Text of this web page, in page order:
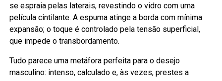
se espraia pelas laterais, revestindo o vidro com uma
película cintilante. A espuma atinge a borda com mínima
expansão; o toque é controlado pela tensão superficial,
que impede o transbordamento.
Tudo parece uma metáfora perfeita para o desejo
masculino: intenso, calculado e, às vezes, prestes a